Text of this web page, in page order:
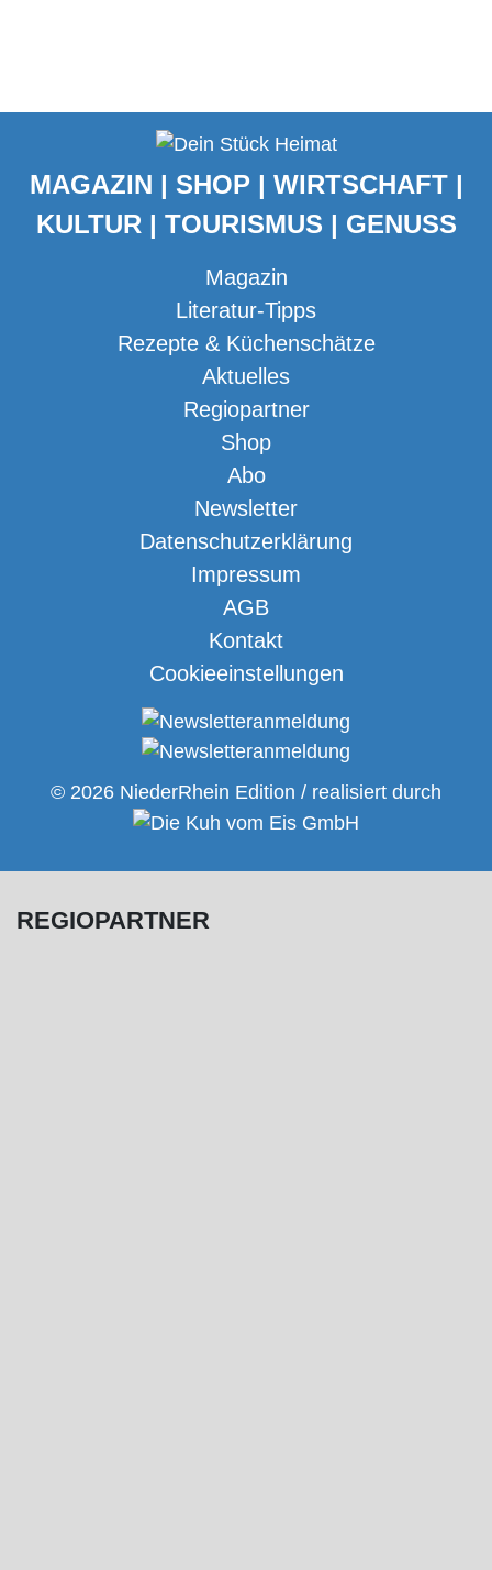
MAGAZIN | SHOP | WIRTSCHAFT |
KULTUR | TOURISMUS | GENUSS
Magazin
Literatur-Tipps
Rezepte & Küchenschätze
Aktuelles
Regiopartner
Shop
Abo
Newsletter
Datenschutzerklärung
Impressum
AGB
Kontakt
Cookieeinstellungen
© 2026 NiederRhein Edition / realisiert durch
REGIOPARTNER